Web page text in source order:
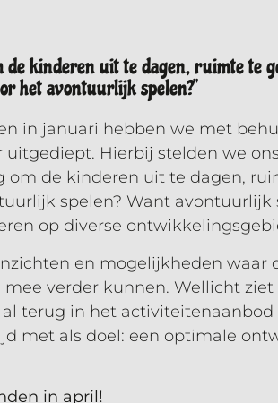
de kinderen uit te dagen, ruimte te
het avontuurlijk spelen?''
in januari hebben we met
Hierbij stelden we
de kinderen uit te dagen,
spelen? Want avontuurlijk
op diverse
en mogelijkheden waar
verder kunnen. Wellicht ziet
terug in het activiteitenaanbod
met als doel: een optimale
in april!